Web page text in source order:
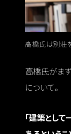
高橋氏は別荘
高橋氏がま
について。
「建築とし